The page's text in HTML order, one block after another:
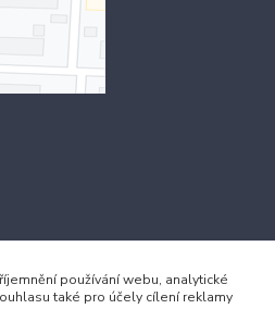
používání webu, analytické
také pro účely cílení reklamy